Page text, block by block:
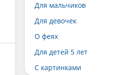
Для мальчиков
Для девочек
О феях
Для детей 5 лет
С картинками